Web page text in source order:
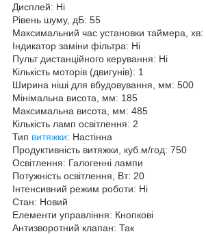
Дисплей: Ні
Рівень шуму, дБ: 55
Максимальний час установки таймера, хв:
Індикатор заміни фільтра: Ні
Пульт дистанційного керування: Ні
Кількість моторів (двигунів): 1
Ширина ніші для вбудовування, мм: 500
Мінімальна висота, мм: 185
Максимальна висота, мм: 485
Кількість ламп освітлення: 2
Тип витяжки: Настінна
Продуктивність витяжки, куб.м/год: 750
Освітлення: Галогенні лампи
Потужність освітлення, Вт: 20
Інтенсивний режим роботи: Ні
Стан: Новий
Елементи управління: Кнопкові
Антизворотний клапан: Так